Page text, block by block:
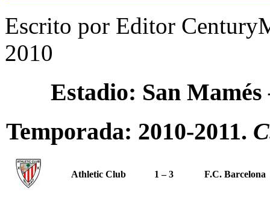
Escrito por Editor
2010
Estadio: San
Temporada: 2010-2011.
Athletic Club 1 – 3 F.C. Barcelona